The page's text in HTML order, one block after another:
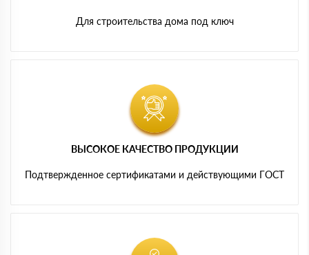
Для строительства дома под ключ
ВЫСОКОЕ КАЧЕСТВО ПРОДУКЦИИ
Подтвержденное сертификатами и действующими ГОСТ